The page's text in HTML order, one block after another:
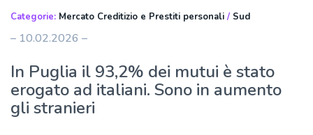
Categorie: Mercato Creditizio e Prestiti personali / Sud
– 10.02.2026 –
In Puglia il 93,2% dei mutui è stato
erogato ad italiani. Sono in aumento
gli stranieri